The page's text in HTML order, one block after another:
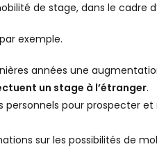
de stage, dans le cadre
exemple.
années une
un stage à l’étranger.
personnels pour prospecter
sur les possibilités de